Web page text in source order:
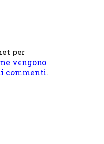
per
vengono
commenti.